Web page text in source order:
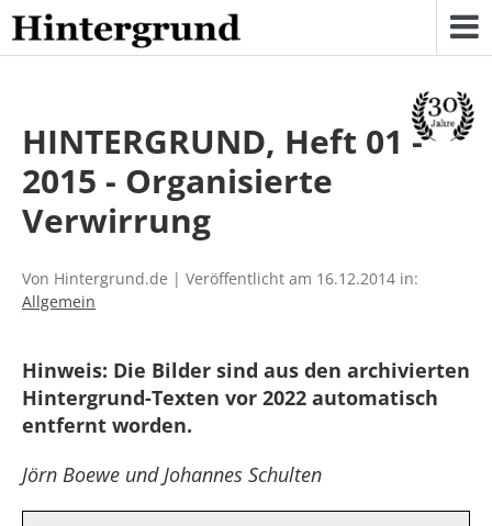
Skip
to
content
HINTERGRUND, Heft 01 -
2015 - Organisierte
Verwirrung
Von Hintergrund.de | Veröffentlicht am 16.12.2014 in:
Allgemein
Hinweis: Die Bilder sind aus den archivierten
Hintergrund-Texten vor 2022 automatisch
entfernt worden.
Jörn Boewe und Johannes Schulten